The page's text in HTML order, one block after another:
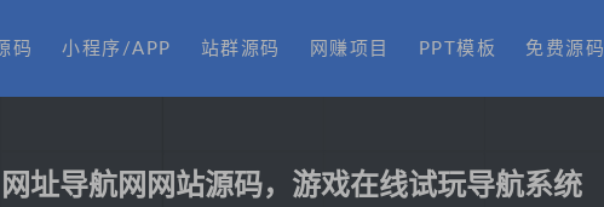
码 小程序/APP 站群源码 网赚项目 PPT模板 免费源码
网址导航网网站源码，游戏在线试玩导航系统